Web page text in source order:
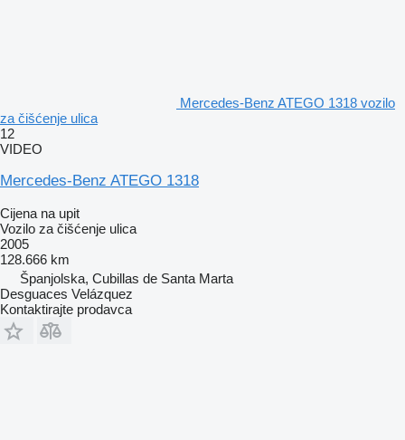
Mercedes-Benz ATEGO 1318 vozilo
za čišćenje ulica
12
VIDEO
Mercedes-Benz ATEGO 1318
Cijena na upit
Vozilo za čišćenje ulica
2005
128.666 km
Španjolska, Cubillas de Santa Marta
Desguaces Velázquez
Kontaktirajte prodavca